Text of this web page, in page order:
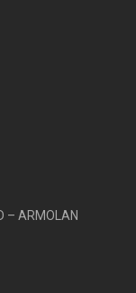
– ARMOLAN